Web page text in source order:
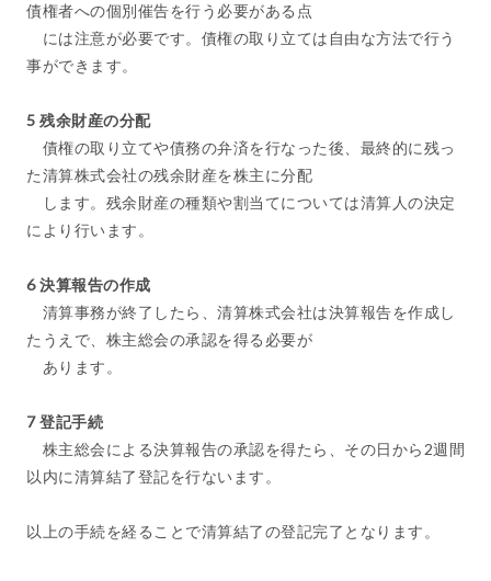
債権者への個別催告を行う必要がある点
には注意が必要です。債権の取り立ては自由な方法で行う
事ができます。
5 残余財産の分配
債権の取り立てや債務の弁済を行なった後、最終的に残っ
た清算株式会社の残余財産を株主に分配
します。残余財産の種類や割当てについては清算人の決定
により行います。
6 決算報告の作成
清算事務が終了したら、清算株式会社は決算報告を作成し
たうえで、株主総会の承認を得る必要が
あります。
7 登記手続
株主総会による決算報告の承認を得たら、その日から2週間
以内に清算結了登記を行ないます。
以上の手続を経ることで清算結了の登記完了となります。